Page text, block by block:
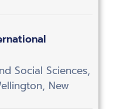
Social Sciences,
New